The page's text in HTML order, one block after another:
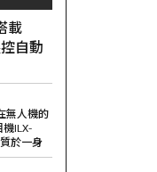
載
自動
無人機的
ILX-
於一身